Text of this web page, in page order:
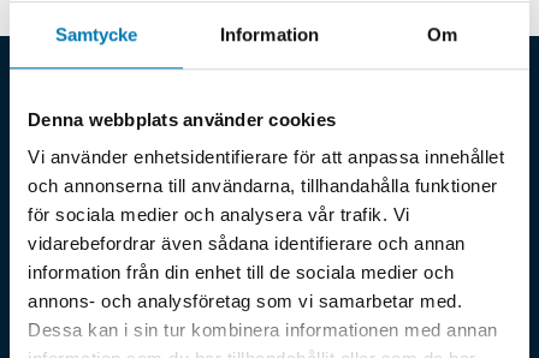
Samtycke Information Om
Denna webbplats använder cookies
Vi använder enhetsidentifierare för att anpassa innehållet
och annonserna till användarna, tillhandahålla funktioner
för sociala medier och analysera vår trafik. Vi
vidarebefordrar även sådana identifierare och annan
information från din enhet till de sociala medier och
annons- och analysföretag som vi samarbetar med.
Dessa kan i sin tur kombinera informationen med annan
Oskarshamn
Inbrottslarm
Oskarshamn